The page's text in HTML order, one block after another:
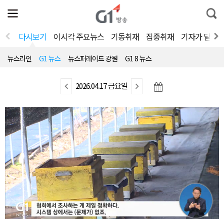
전
체
뉴
열
통
합
색
다시보기 이시각 주요뉴스 기동취재 집중취재 기자가 달려
뉴스라인 G1 뉴스 뉴스퍼레이드 강원 G1 8 뉴스
이
뉴
스
2026.04.17 금요일
음
뉴
스